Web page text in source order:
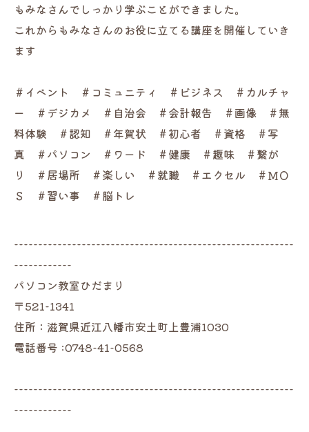
もみなさんでしっかり学ぶことができました。
これからもみなさんのお役に立てる講座を開催していき
ます
＃イベント ＃コミュニティ ＃ビジネス ＃カルチャ
ー ＃デジカメ ＃自治会 ＃会計報告 ＃画像 ＃無
料体験 ＃認知 ＃年賀状 ＃初心者 ＃資格 ＃写
真 ＃パソコン ＃ワード ＃健康 ＃趣味 ＃繋が
り ＃居場所 ＃楽しい ＃就職 ＃エクセル ＃ＭＯ
Ｓ ＃習い事 ＃脳トレ
----------------------------------------------------------
------------
パソコン教室ひだまり
〒521-1341
住所：滋賀県近江八幡市安土町上豊浦1030
電話番号 :0748-41-0568
----------------------------------------------------------
------------